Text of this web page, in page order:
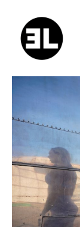
content